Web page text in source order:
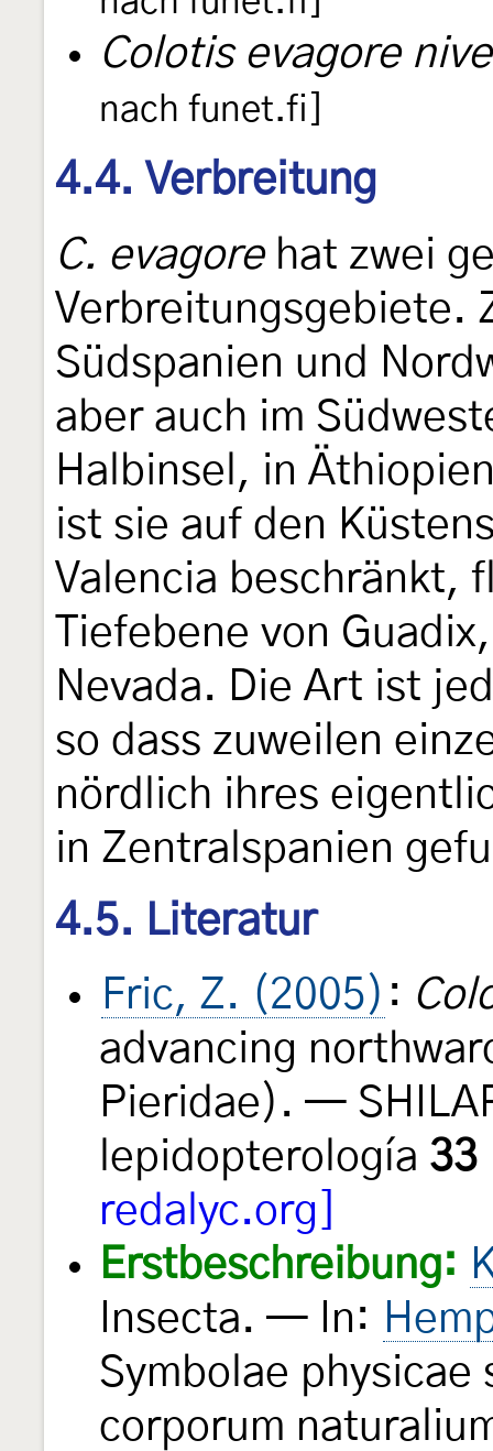
Colotis evagore
nach funet.fi]
4.4. Verbreitung
C. evagorehat zwei
Verbreitungsgebiete.
Südspanien und
aber auch im
Halbinsel, in
ist sie auf den
Valencia beschränkt,
Tiefebene von
Nevada. Die Art ist
so dass zuweilen
nördlich ihres
in Zentralspanien
4.5. Literatur
Fric, Z. (2005) :
advancing
Pieridae). —
lepidopterología 33
redalyc.org]
Erstbeschreibung:
Insecta. — In:
Symbolae
corporum